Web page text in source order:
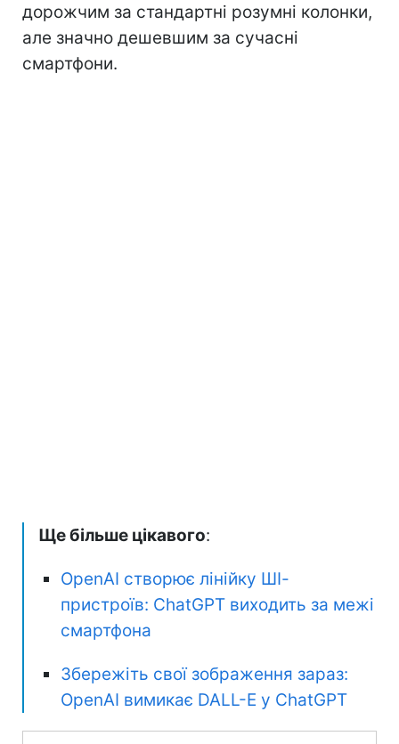
дорожчим за стандартні розумні колонки,
але значно дешевшим за сучасні
смартфони.
Ще більше цікавого:
OpenAI створює лінійку ШІ-
пристроїв: ChatGPT виходить за межі
смартфона
Збережіть свої зображення зараз:
OpenAI вимикає DALL-E у ChatGPT